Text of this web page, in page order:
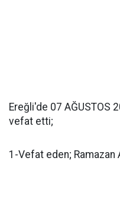
Ereğli'de 07 AĞUSTOS
vefat etti;
1-Vefat eden; Ramazan